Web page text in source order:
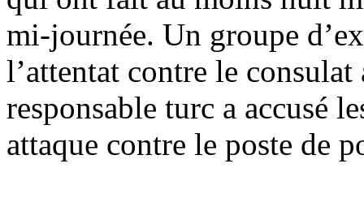
mi-journée. Un groupe
l’attentat contre le
responsable turc a accusé
attaque contre le poste de